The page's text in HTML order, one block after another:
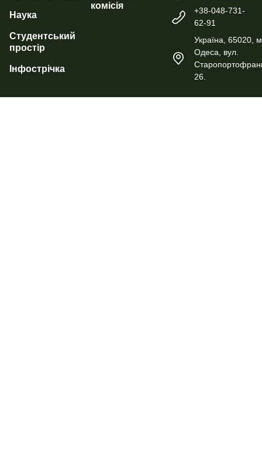
Наука
Студентський
простір
Інфострічка
комісія
+38-048-731-
62-91
Україна, 65020,
Одеса, вул.
26.